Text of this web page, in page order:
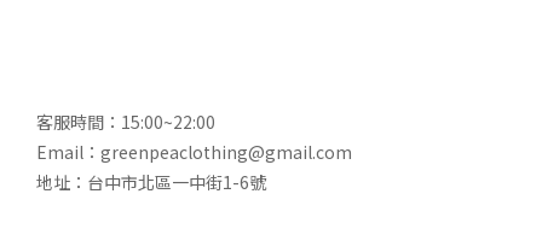
客服時間：15:00~22:00
Email：greenpeaclothing@gmail.com
地址：台中市北區一中街1-6號